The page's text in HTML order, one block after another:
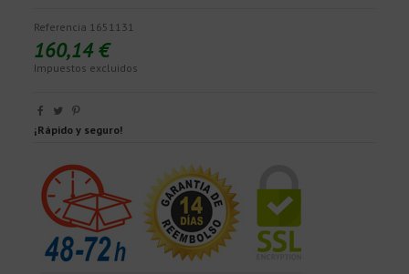
Referencia 1651131
160,14 €
Impuestos excluidos
¡Rápido y seguro!